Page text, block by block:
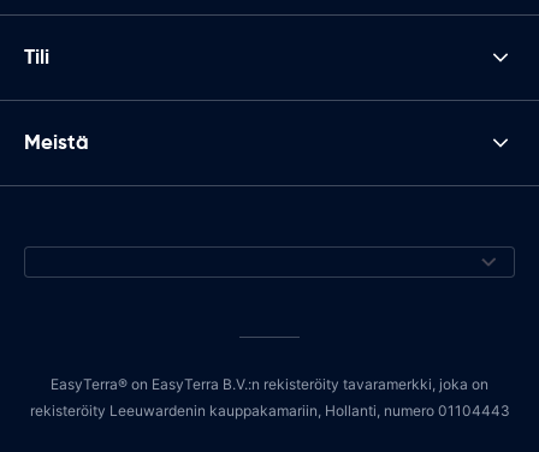
Tili
Meistä
EasyTerra® on EasyTerra B.V.:n rekisteröity tavaramerkki, joka on
rekisteröity Leeuwardenin kauppakamariin, Hollanti, numero 01104443